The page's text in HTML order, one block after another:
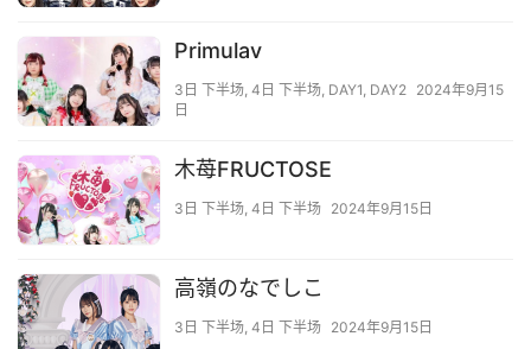
Primulav
3日 下半场, 4日 下半场, DAY1, DAY2 2024年9月15
日
木苺FRUCTOSE
3日 下半场, 4日 下半场 2024年9月15日
高嶺のなでしこ
3日 下半场, 4日 下半场 2024年9月15日